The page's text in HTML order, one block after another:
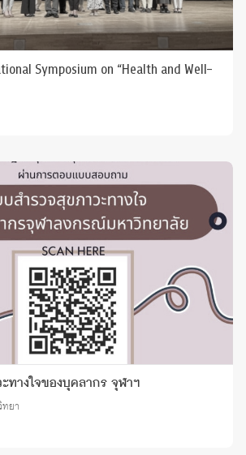
Symposium on “Health and Well-
ทางใจของบุคลากร จุฬาฯ
ยา